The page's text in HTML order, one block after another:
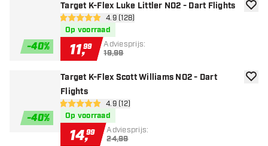
-40%
Target K-Flex Luke Littler NO2 - Dart Flights
open reviews drawer
4.9 score sterren4.9 (128)
Op voorraad
11,99 Adviesprijs:
19,99
-40%
Target K-Flex Scott Williams NO2 - Dart
Flights
open reviews drawer
4.9 score sterren4.9 (12)
Op voorraad
14,99 Adviesprijs:
24,99